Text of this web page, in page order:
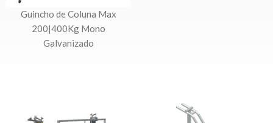
Guincho de Coluna Max
200|400Kg Mono
Galvanizado